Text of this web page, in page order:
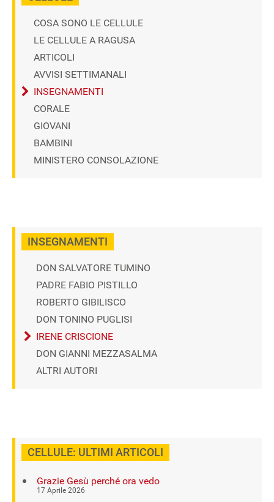
COSA SONO LE CELLULE
LE CELLULE A RAGUSA
ARTICOLI
AVVISI SETTIMANALI
INSEGNAMENTI
CORALE
GIOVANI
BAMBINI
MINISTERO CONSOLAZIONE
INSEGNAMENTI
DON SALVATORE TUMINO
PADRE FABIO PISTILLO
ROBERTO GIBILISCO
DON TONINO PUGLISI
IRENE CRISCIONE
DON GIANNI MEZZASALMA
ALTRI AUTORI
CELLULE: ULTIMI ARTICOLI
Grazie Gesù perché ora vedo
17 Aprile 2026